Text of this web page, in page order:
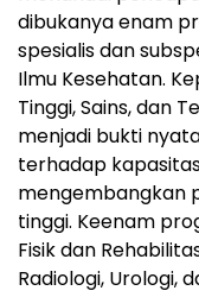
dibukanya enam
spesialis dan
Ilmu Kesehatan.
Tinggi, Sains, dan
menjadi bukti
terhadap
mengembangkan
tinggi. Keenam
Fisik dan
Radiologi, Urologi,